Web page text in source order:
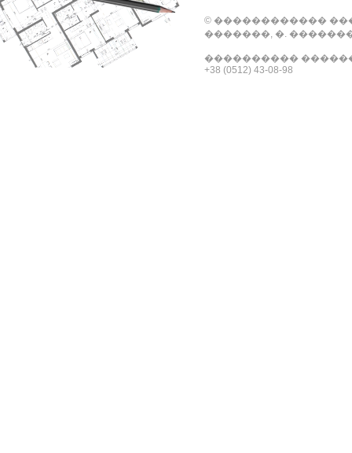
© ������������
�������, �.
����������
+38 (0512) 43-08-98